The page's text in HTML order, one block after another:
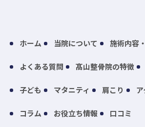
ホーム 当院について 施術内容
よくある質問 髙山整骨院の特徴
子ども マタニティ 肩こり
コラム お役立ち情報 口コミ